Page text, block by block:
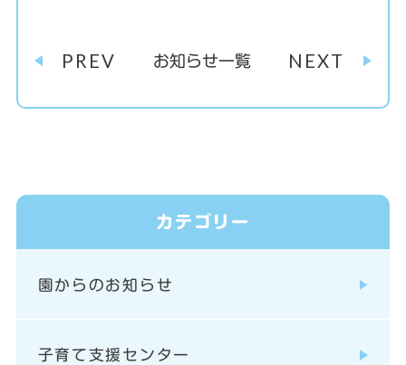
PREV お知らせ一覧 NEXT
カテゴリー
園からのお知らせ
子育て支援センター